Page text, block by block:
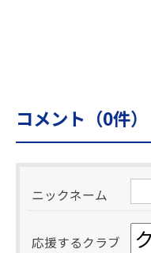
コメント（0件）
ニックネーム
応援するクラブ